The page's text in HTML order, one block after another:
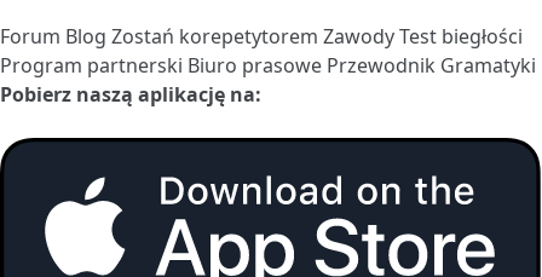
Forum Blog Zostań korepetytorem ZawodyTest biegłości
Program partnerski Biuro prasowe Przewodnik Gramatyki
Pobierz naszą aplikację na: